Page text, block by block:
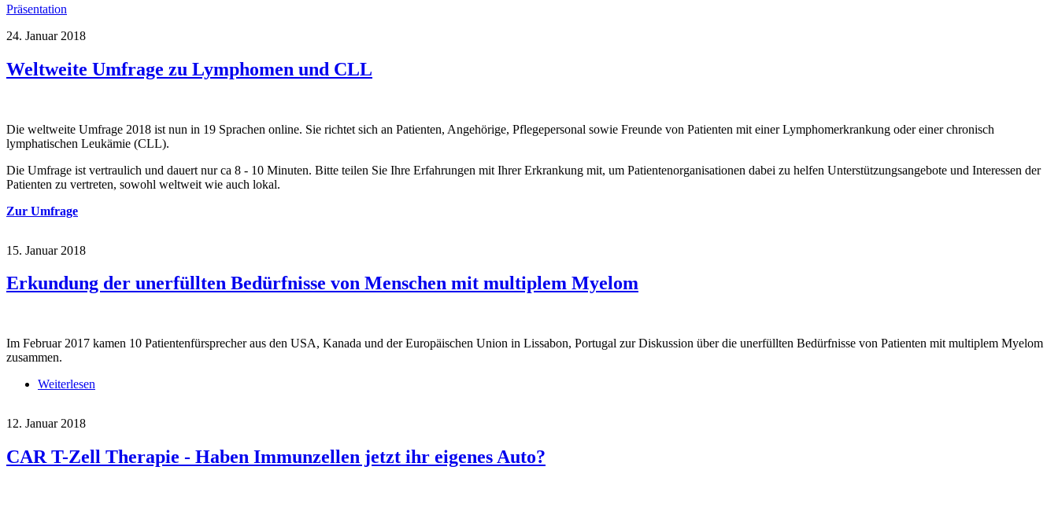
Präsentation
24. Januar 2018
Weltweite Umfrage zu Lymphomen und CLL
Die weltweite Umfrage 2018 ist nun in 19 Sprachen online. Sie richtet sich an Patienten, Angehörige, Pflegepersonal sowie Freunde von Patienten mit einer Lymphomerkrankung oder einer chronisch
lymphatischen Leukämie (CLL).
Die Umfrage ist vertraulich und dauert nur ca 8 - 10 Minuten. Bitte teilen Sie Ihre Erfahrungen mit Ihrer Erkrankung mit, um Patientenorganisationen dabei zu helfen Unterstützungsangebote und Interessen der
Patienten zu vertreten, sowohl weltweit wie auch lokal.
Zur Umfrage
15. Januar 2018
Erkundung der unerfüllten Bedürfnisse von Menschen mit multiplem Myelom
Im Februar 2017 kamen 10 Patientenfürsprecher aus den USA, Kanada und der Europäischen Union in Lissabon, Portugal zur Diskussion über die unerfüllten Bedürfnisse von Patienten mit multiplem Myelom
zusammen.
Weiterlesen
12. Januar 2018
CAR T-Zell Therapie - Haben Immunzellen jetzt ihr eigenes Auto?